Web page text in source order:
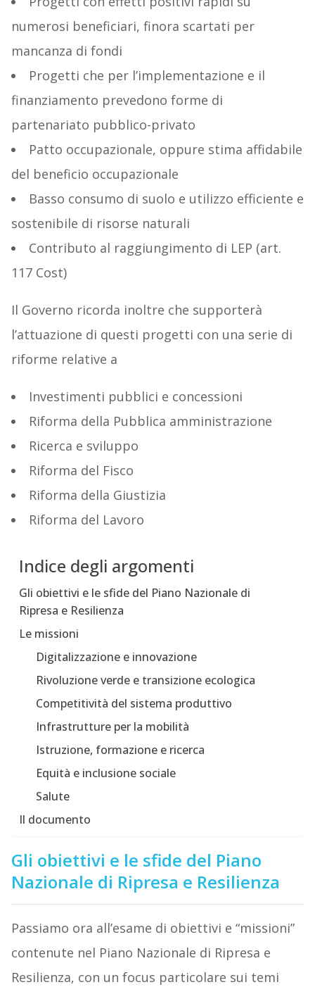
numerosi beneficiari, finora scartati per
mancanza di fondi
Progetti che per l’implementazione e il
finanziamento prevedono forme di
partenariato pubblico-privato
Patto occupazionale, oppure stima affidabile
del beneficio occupazionale
Basso consumo di suolo e utilizzo efficiente e
sostenibile di risorse naturali
Contributo al raggiungimento di LEP (art.
117 Cost)
Il Governo ricorda inoltre che supporterà
l’attuazione di questi progetti con una serie di
riforme relative a
Investimenti pubblici e concessioni
Riforma della Pubblica amministrazione
Ricerca e sviluppo
Riforma del Fisco
Riforma della Giustizia
Riforma del Lavoro
Indice degli argomenti
Gli obiettivi e le sfide del Piano Nazionale di
Ripresa e Resilienza
Le missioni
Digitalizzazione e innovazione
Rivoluzione verde e transizione ecologica
Competitività del sistema produttivo
Infrastrutture per la mobilità
Istruzione, formazione e ricerca
Equità e inclusione sociale
Salute
Il documento
Gli obiettivi e le sfide del Piano
Nazionale di Ripresa e Resilienza
Passiamo ora all’esame di obiettivi e “missioni”
contenute nel Piano Nazionale di Ripresa e
Resilienza, con un focus particolare sui temi